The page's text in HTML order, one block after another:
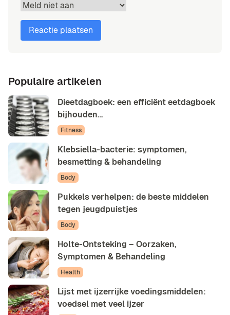
Populaire artikelen
Dieetdagboek: een efficiënt eetdagboek
bijhouden…
Fitness
Klebsiella-bacterie: symptomen,
besmetting & behandeling
Body
Pukkels verhelpen: de beste middelen
tegen jeugdpuistjes
Body
Holte-Ontsteking – Oorzaken,
Symptomen & Behandeling
Health
Lijst met ijzerrijke voedingsmiddelen:
voedsel met veel ijzer